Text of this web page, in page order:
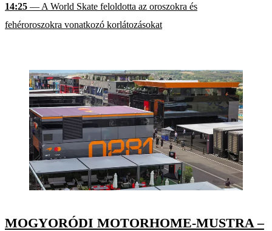
14:25 — A World Skate feloldotta az oroszokra és
fehéroroszokra vonatkozó korlátozásokat
MOGYORÓDI MOTORHOME-MUSTRA –